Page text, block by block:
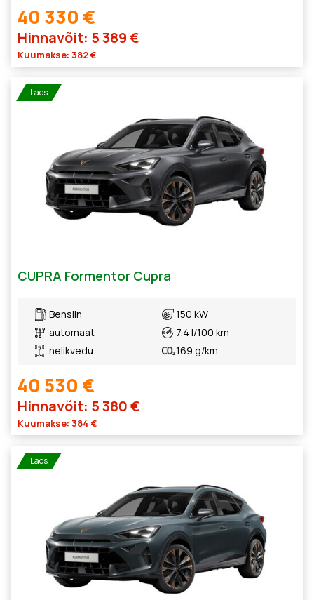
40 330 €
Hinnavõit: 5 389 €
Kuumakse: 382 €
Laos
CUPRA Formentor Cupra
Bensiin
automaat
nelikvedu
150 kW
7.4 l/100 km
169 g/km
40 530 €
Hinnavõit: 5 380 €
Kuumakse: 384 €
Laos